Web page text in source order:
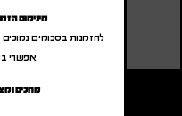
מינימום הזמנה כ 3500
להזמנות בסכומים נמוכים
אפשרי
מחכים